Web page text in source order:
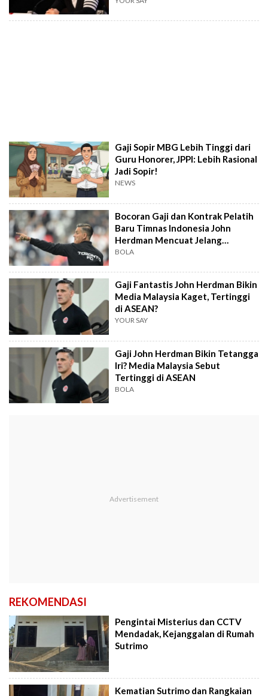
Gaji Sopir MBG Lebih Tinggi dari
Guru Honorer, JPPI: Lebih Rasional
Jadi Sopir!
NEWS
Bocoran Gaji dan Kontrak Pelatih
Baru Timnas Indonesia John
Herdman Mencuat Jelang
Pengumuman PSSI
BOLA
Gaji Fantastis John Herdman Bikin
Media Malaysia Kaget, Tertinggi
di ASEAN?
YOUR SAY
Gaji John Herdman Bikin Tetangga
Iri? Media Malaysia Sebut
Tertinggi di ASEAN
BOLA
REKOMENDASI
Pengintai Misterius dan CCTV
Mendadak, Kejanggalan di Rumah
Sutrimo
Kematian Sutrimo dan Rangkaian